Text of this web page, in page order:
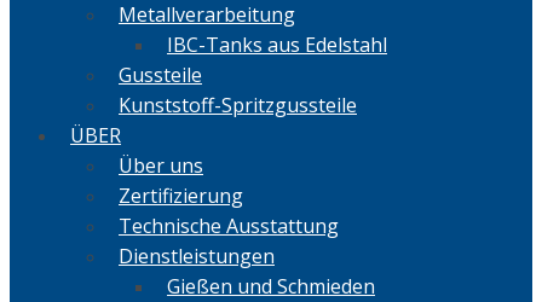
Metallverarbeitung
IBC-Tanks aus Edelstahl
Gussteile
Kunststoff-Spritzgussteile
ÜBER
Über uns
Zertifizierung
Technische Ausstattung
Dienstleistungen
Gießen und Schmieden